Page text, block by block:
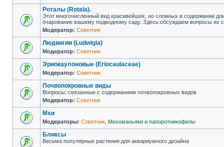
Роталы (Rotala).
Этот многочисленный вид красивейших, но сложных в содержании
очарование вашему подводному саду. Здесь обсуждаем вопросы их
Модератор: Советник
Людвигии (Ludwigia)
Модератор: Советник
Эриокаулоновые (Eriocaulaceae)
Модератор: Советник
Почвопокровные виды
Вопросы, связанные с содержанием почвопокровных видов
Модератор: Советник
Мхи
Модераторы: Советник Мохоманьяки и папоротникофилы
Бликсы
Весьма популярные растения для аквариумного дизайна